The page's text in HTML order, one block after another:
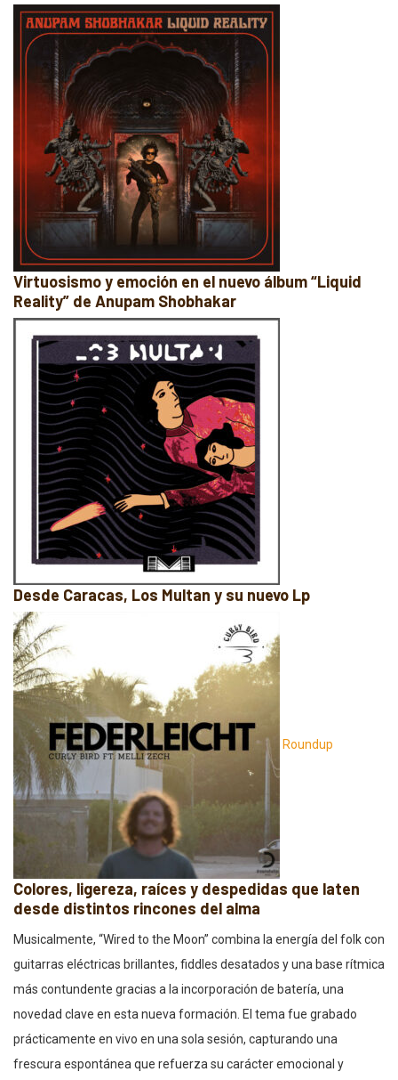
Virtuosismo y emoción en el nuevo álbum “Liquid
Reality” de Anupam Shobhakar
Desde Caracas, Los Multan y su nuevo Lp
Roundup
Colores, ligereza, raíces y despedidas que laten
desde distintos rincones del alma
Musicalmente, “Wired to the Moon” combina la energía del folk con
guitarras eléctricas brillantes, fiddles desatados y una base rítmica
más contundente gracias a la incorporación de batería, una
novedad clave en esta nueva formación. El tema fue grabado
prácticamente en vivo en una sola sesión, capturando una
frescura espontánea que refuerza su carácter emocional y